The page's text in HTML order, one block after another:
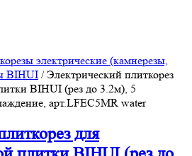
электрические (камнерезы,
BIHUI /Электрический плиткорез
BIHUI (рез до 3.2м), 5
арт.LFEC5MR water
для